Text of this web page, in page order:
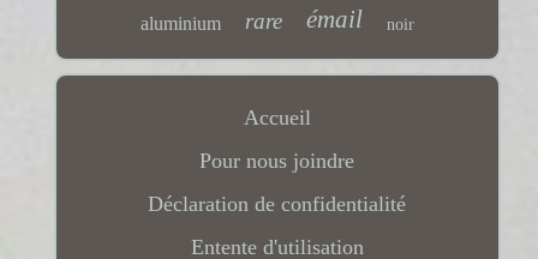
aluminium rare émail noir
Accueil
Pour nous joindre
Déclaration de confidentialité
Entente d'utilisation